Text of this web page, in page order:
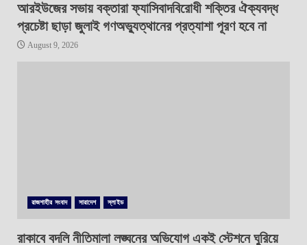
আরইউজের সভায় বক্তারা ফ্যাসিবাদবিরোধী শক্তির ঐক্যবদ্ধ
প্রচেষ্টা ছাড়া জুলাই গণঅভ্যুত্থানের প্রত্যাশা পূরণ হবে না
August 9, 2026
রাজশাহীর সংবাদ সারাদেশ স্লাইড
রাকাবে বদলি নীতিমালা লঙ্ঘনের অভিযোগ একই স্টেশনে ঘুরিয়ে